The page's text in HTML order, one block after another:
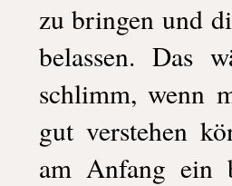
zu bringen und
belassen. Das
schlimm, wenn
gut verstehen
am Anfang ein